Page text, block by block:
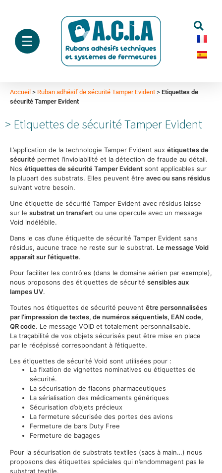
Accueil > Ruban adhésif de sécurité Tamper Evident > Etiquettes de
sécurité Tamper Evident
Etiquettes de sécurité Tamper Evident
L’application de la technologie Tamper Evident aux étiquettes de
sécurité permet l’inviolabilité et la détection de fraude au détail.
Nos étiquettes de sécurité Tamper Evident sont applicables sur
la plupart des substrats. Elles peuvent être avec ou sans résidus
suivant votre besoin.
Une étiquette de sécurité Tamper Evident avec résidus laisse
sur le substrat un transfert ou une opercule avec un message
Void indélébile.
Dans le cas d’une étiquette de sécurité Tamper Evident sans
résidus, aucune trace ne reste sur le substrat. Le message Void
apparaît sur l’étiquette.
Pour faciliter les contrôles (dans le domaine aérien par exemple),
nous proposons des étiquettes de sécurité sensibles aux
lampes UV.
Toutes nos étiquettes de sécurité peuvent être personnalisées
par l’impression de textes, de numéros séquentiels, EAN code,
QR code. Le message VOID et totalement personnalisable.
La traçabilité de vos objets sécurisés peut être mise en place
par le récépissé correspondant à l’étiquette.
Les étiquettes de sécurité Void sont utilisées pour :
La fixation de vignettes nominatives ou étiquettes de
sécurité.
La sécurisation de flacons pharmaceutiques
La sérialisation des médicaments génériques
Sécurisation d’objets précieux
La fermeture sécurisée des portes des avions
Fermeture de bars Duty Free
Fermeture de bagages
Pour la sécurisation de substrats textiles (sacs à main…) nous
proposons des étiquettes spéciales qui n’endommagent pas le
substrat textile.